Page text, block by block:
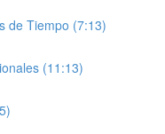
de Tiempo (7:13)
(11:13)